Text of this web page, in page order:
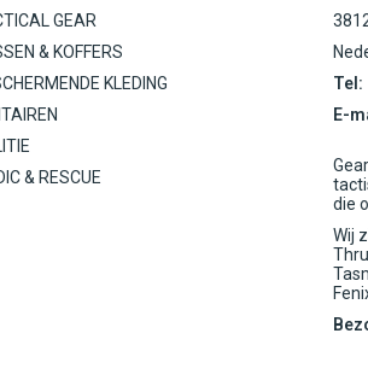
GEAR
& KOFFERS
KLEDING
& RESCUE
Tel:
E-
die
Wij